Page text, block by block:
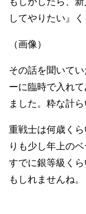
してやりたい』
（画像）
その話を聞いて
ーに臨時で入れ
ました。粋な計ら
重戦士は何歳く
りも少し年上の
すでに銀等級く
もしれませんね。